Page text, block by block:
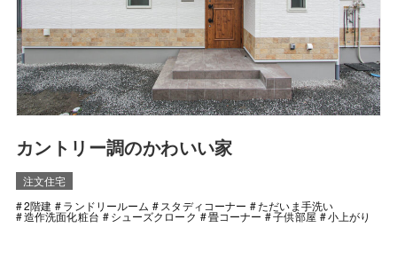
カントリー調のかわいい家
注文住宅
2階建
ランドリールーム スタディコーナー ただいま手洗い
造作洗面化粧台 シューズクローク 畳コーナー 子供部屋 小上がり